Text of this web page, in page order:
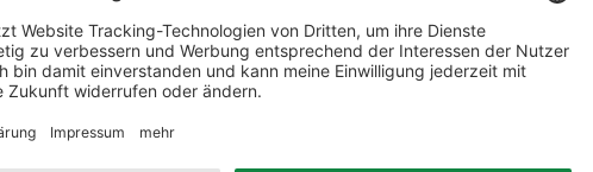
Disgorged in February 2025 after 77 months sur lattes, the 2017 Brut
deep, intense and elegant brioche and autolysis bouquet intermingled
caramelly nuances. Mouth-filling but light and bone dry, with a
grip and a persistently refreshing as well as saline finish, this is an
wine from the grand cru Goldloch. Tasted at the domaine in April this